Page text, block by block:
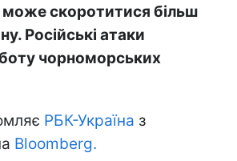
може скоротитися більш
Російські атаки
чорноморських
РБК-Україна з
Bloomberg.